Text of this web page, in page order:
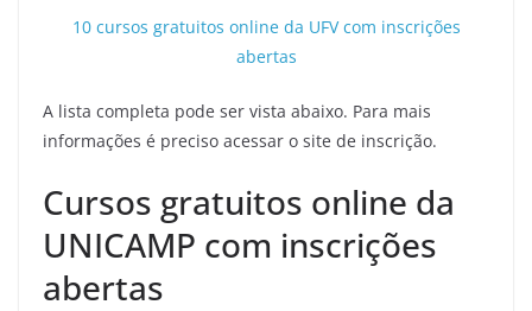
10 cursos gratuitos online da UFV com inscrições
abertas
A lista completa pode ser vista abaixo. Para mais
informações é preciso acessar o site de inscrição.
Cursos gratuitos online da
UNICAMP com inscrições
abertas